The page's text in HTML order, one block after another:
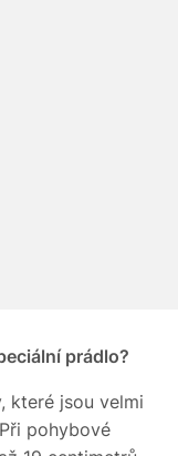
prádlo?
které jsou velmi
pohybové